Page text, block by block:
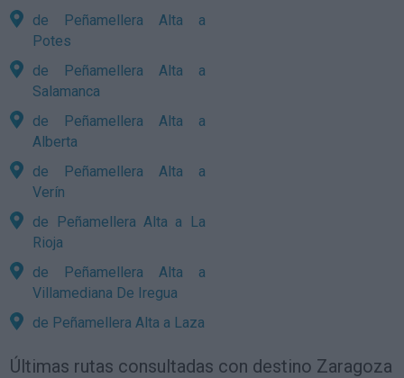
de Peñamellera Alta a
Potes
de Peñamellera Alta a
Salamanca
de Peñamellera Alta a
Alberta
de Peñamellera Alta a
Verín
de Peñamellera Alta a La
Rioja
de Peñamellera Alta a
Villamediana De Iregua
de Peñamellera Alta a Laza
Últimas rutas consultadas con destino Zaragoza